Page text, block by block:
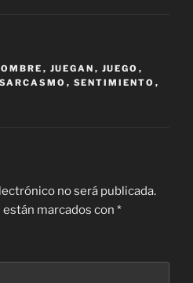
, JUEGAN , JUEGO ,
SARCASMO , SENTIMIENTO ,
no será publicada.
marcados con *